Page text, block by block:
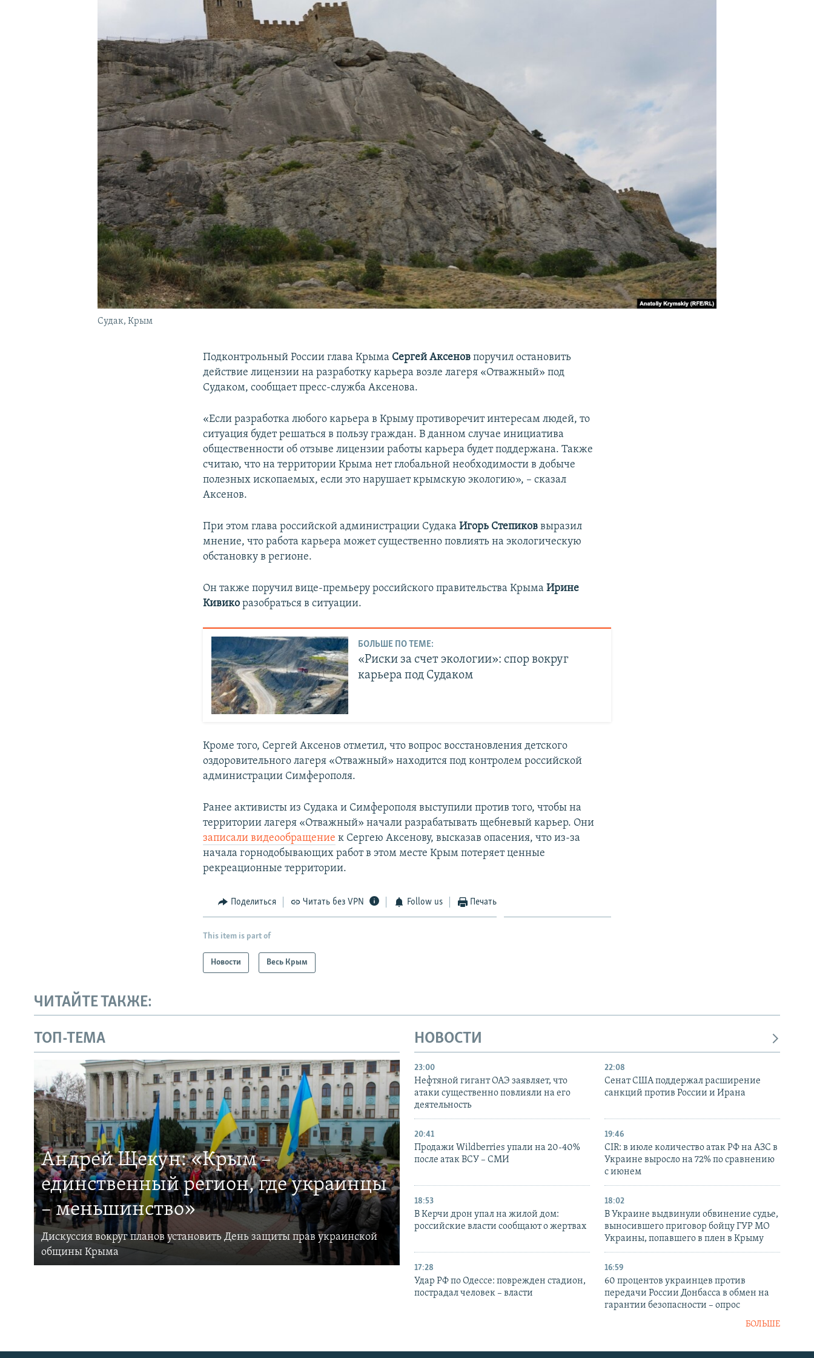
УКРАИНСКАЯ ПРОБЛЕМА КРЫМА
Судак, Крым
Подконтрольный России глава Крыма Сергей Аксенов поручил остановить
действие лицензии на разработку карьера возле лагеря «Отважный» под
Судаком, сообщает пресс-служба Аксенова.
«Если разработка любого карьера в Крыму противоречит интересам людей, то
ситуация будет решаться в пользу граждан. В данном случае инициатива
общественности об отзыве лицензии работы карьера будет поддержана. Также
считаю, что на территории Крыма нет глобальной необходимости в добыче
полезных ископаемых, если это нарушает крымскую экологию», – сказал
Аксенов.
При этом глава российской администрации СудакаИгорь Степиков выразил
мнение, что работа карьера может существенно повлиять на экологическую
обстановку в регионе.
Он также поручил вице-премьеру российского правительства Крыма Ирине
Кивикоразобраться в ситуации.
БОЛЬШЕ ПО ТЕМЕ:
«Риски за счет экологии»: спор вокруг
карьера под Судаком
Кроме того, Сергей Аксенов отметил, что вопрос восстановления детского
оздоровительного лагеря «Отважный» находится под контролем российской
администрации Симферополя.
Ранее активисты из Судака и Симферополя выступили против того, чтобы на
территории лагеря «Отважный» начали разрабатывать щебневый карьер. Они
записали видеообращение к Сергею Аксенову, высказав опасения, что из-за
начала горнодобывающих работ в этом месте Крым потеряет ценные
рекреационные территории.
Поделиться Читать без VPN Follow us Печать
This item is part of
Новости Весь Крым
ЧИТАЙТЕ ТАКЖЕ:
ТОП-ТЕМА
Андрей Щекун: «Крым –
единственный регион, где украинцы
– меньшинство»
Дискуссия вокруг планов установить День защиты прав украинской
общины Крыма
НОВОСТИ
23:00
Нефтяной гигант ОАЭ заявляет, что
атаки существенно повлияли на его
деятельность
22:08
Сенат США поддержал расширение
санкций против России и Ирана
20:41
Продажи Wildberries упали на 20-40%
после атак ВСУ – СМИ
19:46
CIR: в июле количество атак РФ на АЗС в
Украине выросло на 72% по сравнению
с июнем
18:53
В Керчи дрон упал на жилой дом:
российские власти сообщают о жертвах
18:02
В Украине выдвинули обвинение судье,
выносившего приговор бойцу ГУР МО
Украины, попавшего в плен в Крыму
17:28
Удар РФ по Одессе: поврежден стадион,
пострадал человек – власти
16:59
60 процентов украинцев против
передачи России Донбасса в обмен на
гарантии безопасности – опрос
БОЛЬШЕ